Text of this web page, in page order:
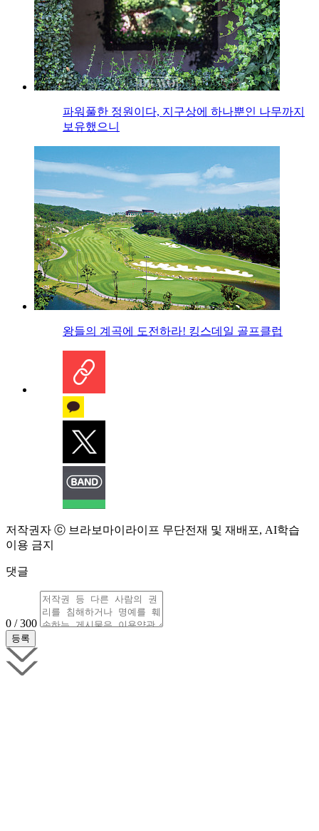
파워풀한 정원이다, 지구상에 하나뿐인 나무까지
보유했으니
왕들의 계곡에 도전하라! 킹스데일 골프클럽
저작권자 ⓒ 브라보마이라이프 무단전재 및 재배포, AI학습
이용 금지
댓글
0 / 300